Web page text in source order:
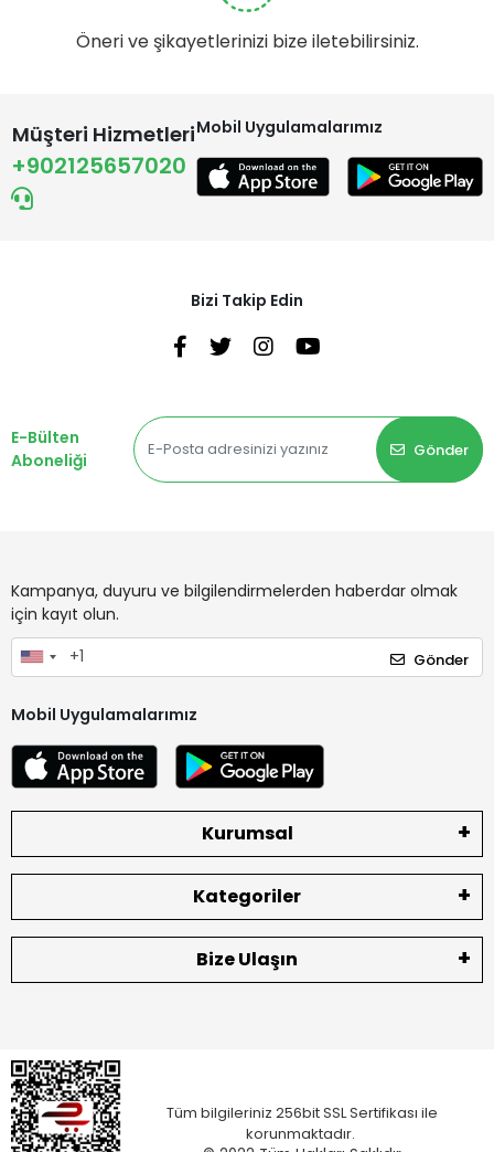
Öneri ve şikayetlerinizi bize iletebilirsiniz.
Müşteri Hizmetleri
+902125657020
Mobil Uygulamalarımız
Bizi Takip Edin
E-Bülten
Aboneliği
Gönder
Kampanya, duyuru ve bilgilendirmelerden haberdar olmak
için kayıt olun.
Gönder
Mobil Uygulamalarımız
Kurumsal
Kategoriler
Bize Ulaşın
Tüm bilgileriniz 256bit SSL Sertifikası ile
korunmaktadır.